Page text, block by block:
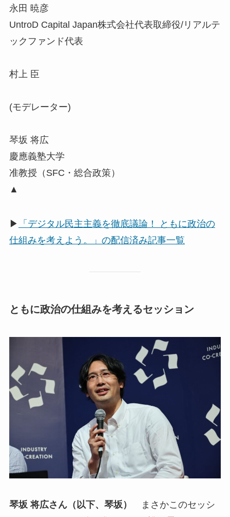
永田 暁彦
UntroD Capital Japan株式会社代表取締役/リアルテ
ックファンド代表
村上 臣
(モデレーター)
琴坂 将広
慶應義塾大学
准教授（SFC・総合政策）
▲
▶
「デジタル民主主義を徹底議論！ ともに政治の
仕組みを考えよう。」の配信済み記事一覧
ともに政治の仕組みを考えるセッション
琴坂 将広さん（以下、琴坂）
まさかこのセッシ